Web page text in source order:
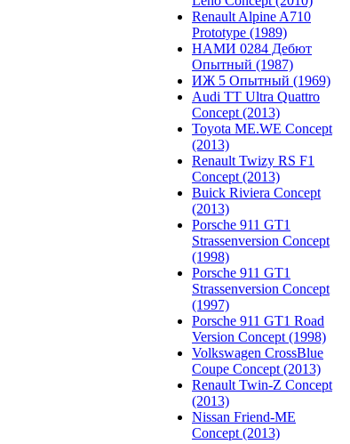
Renault Alpine A710
Prototype (1989)
НАМИ 0284 Дебют
Опытный (1987)
ИЖ 5 Опытный (1969)
Audi TT Ultra Quattro
Concept (2013)
Toyota ME.WE Concept
(2013)
Renault Twizy RS F1
Concept (2013)
Buick Riviera Concept
(2013)
Porsche 911 GT1
Strassenversion Concept
(1998)
Porsche 911 GT1
Strassenversion Concept
(1997)
Porsche 911 GT1 Road
Version Concept (1998)
Volkswagen CrossBlue
Coupe Concept (2013)
Renault Twin-Z Concept
(2013)
Nissan Friend-ME
Concept (2013)